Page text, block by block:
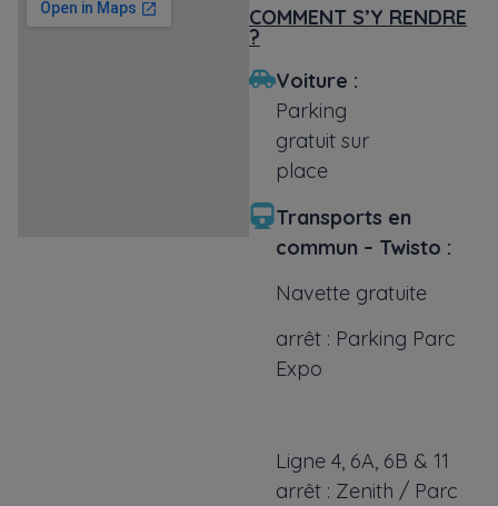
COMMENT S’Y RENDRE
?
Voiture :
Parking
gratuit sur
place
Transports en
commun – Twisto :
Navette gratuite
arrêt : Parking Parc
Expo
Ligne 4, 6A, 6B & 11
arrêt : Zenith / Parc